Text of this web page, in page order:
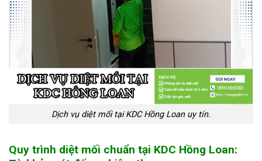
Dịch vụ diệt mối tại KDC Hồng Loan uy tín.
Quy trình diệt mối chuẩn tại KDC Hồng Loan: